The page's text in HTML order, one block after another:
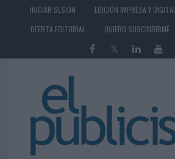
INICIAR SESIÓN EDICIÓN IMPRESA Y DIGITAL
OFERTA EDITORIAL
QUIERO SUSCRIBIRME